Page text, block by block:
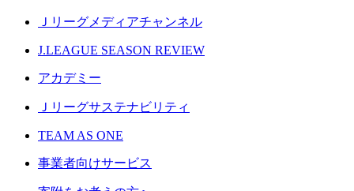
Ｊリーグメディアチャンネル
J.LEAGUE SEASON REVIEW
アカデミー
Ｊリーグサステナビリティ
TEAM AS ONE
事業者向けサービス